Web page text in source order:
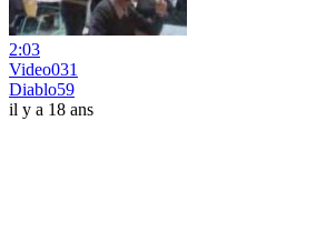
2:03
Video031
Diablo59
il y a 18 ans